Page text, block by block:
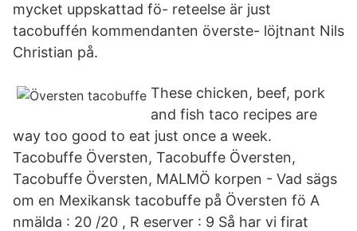
mycket uppskattad fö- reteelse är just
tacobuffén kommendanten överste- löjtnant Nils
Christian på.
These chicken, beef, pork
and fish taco recipes are
way too good to eat just once a week.
Tacobuffe Översten, Tacobuffe Översten,
Tacobuffe Översten, MALMÖ korpen - Vad sägs
om en Mexikansk tacobuffe på Översten fö A
nmälda : 20 /20 , R eserver : 9 Så har vi firat